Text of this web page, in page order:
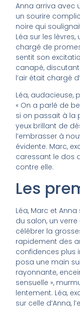
Anna arriva avec
un sourire
noire qui
Léa sur les
chargé de
sentit son
canapé,
l’air était chargé
Léa, audacieuse,
« On a parlé de
si on passait à la
yeux brillant de
l’embrasser à
évidente. Marc,
caressant le dos
contre elle.
Les
Léa, Marc et
du salon, un
célébrer la
rapidement des
confidences plus
posa une main
rayonnante,
sensuelle »,
lentement. Léa,
sur celle d’Anna,